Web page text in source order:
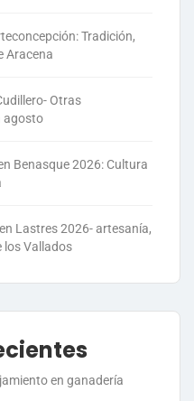
Tradición,
Aracena
Otras
agosto
Benasque 2026: Cultura
Lastres 2026- artesanía,
los Vallados
en ganadería